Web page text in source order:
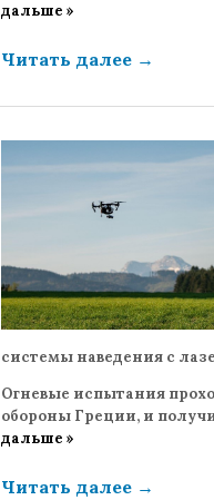
дальше »
Читать далее →
системы наведения с
Огневые испытания
обороны Греции, и
дальше »
Читать далее →